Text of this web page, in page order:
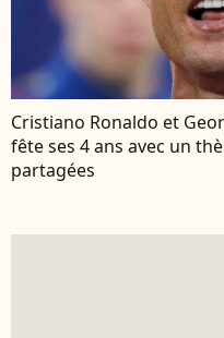
Cristiano Ronaldo et
fête ses 4 ans avec un
partagées